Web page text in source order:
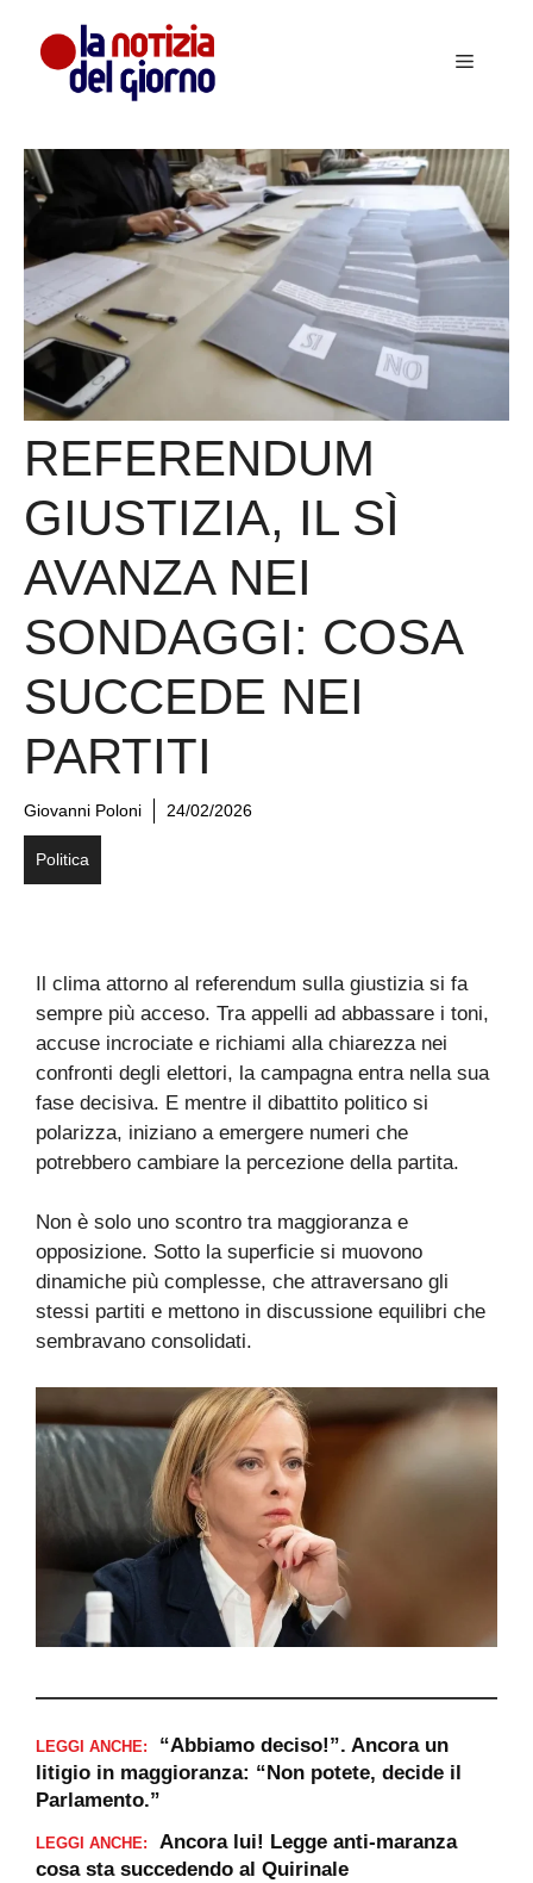
contenuto
Menu
REFERENDUM
GIUSTIZIA, IL SÌ
AVANZA NEI
SONDAGGI: COSA
SUCCEDE NEI
PARTITI
Giovanni Poloni 24/02/2026
Politica
Il clima attorno al referendum sulla giustizia si fa
sempre più acceso. Tra appelli ad abbassare i toni,
accuse incrociate e richiami alla chiarezza nei
confronti degli elettori, la campagna entra nella sua
fase decisiva. E mentre il dibattito politico si
polarizza, iniziano a emergere numeri che
potrebbero cambiare la percezione della partita.
Non è solo uno scontro tra maggioranza e
opposizione. Sotto la superficie si muovono
dinamiche più complesse, che attraversano gli
stessi partiti e mettono in discussione equilibri che
sembravano consolidati.
LEGGI ANCHE:
“Abbiamo deciso!”. Ancora un
litigio in maggioranza: “Non potete, decide il
Parlamento.”
LEGGI ANCHE:
Ancora lui! Legge anti-maranza
cosa sta succedendo al Quirinale